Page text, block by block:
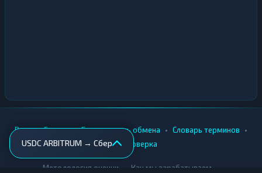
USDC ARBITRUM → Сбер
Вики • Города • Безопасность обмена • Словарь терминов •
AML-проверка
Методология оценки Как мы зарабатываем